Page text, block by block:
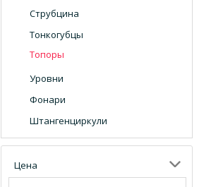
Струбцина
Тонкогубцы
Топоры
Уровни
Фонари
Штангенциркули
Цена